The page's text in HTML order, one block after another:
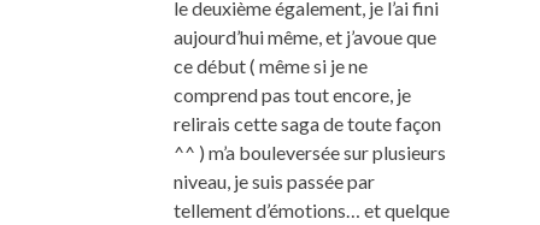
le deuxième également, je l’ai fini
aujourd’hui même, et j’avoue que
ce début ( même si je ne
comprend pas tout encore, je
relirais cette saga de toute façon
^^ ) m’a bouleversée sur plusieurs
niveau, je suis passée par
tellement d’émotions… et quelque